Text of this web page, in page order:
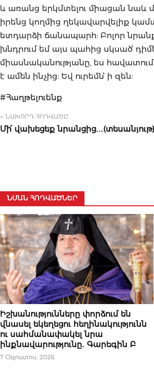
և առանց երկմտելու միացան նաև
իրենց կողմից ղեկավարվելիք
ետդարձի ճանապարհ: Բոլոր նրանք,
խնդրում եմ այս պահից սկսած՝
միասնականությանը, ես հավատում
է ամեն ինչից: Եվ ուրեմն՝ ի զեն:
#Հաղթելուենք
← ՆԱԽՈՐԴ ՀՈԴՎԱԾԸ
Մի՛ վախեցեք նրանցից․․․(տեսանյութ)
ՆՄԱՆ ՀՈԴՎԱԾՆԵՐ
ԿԱՐԵՎՈՐԸ
Իշխանությունները փորձում են
վնասել եկեղեցու հեղինակությունն
ու սահմանափակել նրա
ինքնավարությունը․ Գարեգին Բ
7 Օգոստոս, 2026